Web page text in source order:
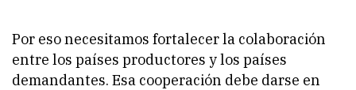
Por eso necesitamos fortalecer la colaboración
entre los países productores y los países
demandantes. Esa cooperación debe darse en